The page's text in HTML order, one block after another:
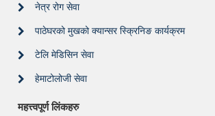
नेत्र रोग सेवा
पाठेघरको मुखको क्यान्सर स्क्रिनिङ कार्यक्रम
टेलि मेडिसिन सेवा
हेमाटोलोजी सेवा
महत्त्वपूर्ण लिंकहरु